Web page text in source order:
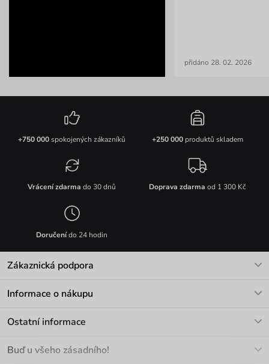
přidáno 28. 02. 2026
+750 000spokojených zákazníků +250 000produktů skladem
Vrácení zdarma do 30 dnů Doprava zdarma od 1 300 Kč
Doručenído 24 hodin
Zákaznická podpora
Informace o nákupu
Materiály a údržba
Ostatní informace
Buď u všeho zásadního!